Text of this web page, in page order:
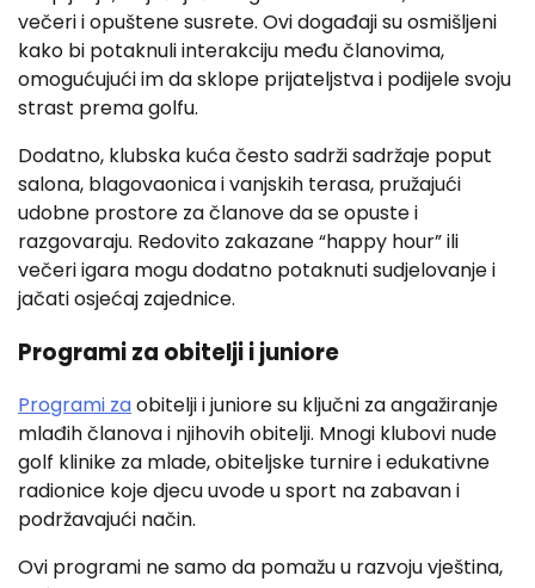
večeri i opuštene susrete. Ovi događaji su osmišljeni
kako bi potaknuli interakciju među članovima,
omogućujući im da sklope prijateljstva i podijele svoju
strast prema golfu.
Dodatno, klubska kuća često sadrži sadržaje poput
salona, blagovaonica i vanjskih terasa, pružajući
udobne prostore za članove da se opuste i
razgovaraju. Redovito zakazane “happy hour” ili
večeri igara mogu dodatno potaknuti sudjelovanje i
jačati osjećaj zajednice.
Programi za obitelji i juniore
Programi zaobitelji i juniore su ključni za angažiranje
mlađih članova i njihovih obitelji. Mnogi klubovi nude
golf klinike za mlade, obiteljske turnire i edukativne
radionice koje djecu uvode u sport na zabavan i
podržavajući način.
Ovi programi ne samo da pomažu u razvoju vještina,